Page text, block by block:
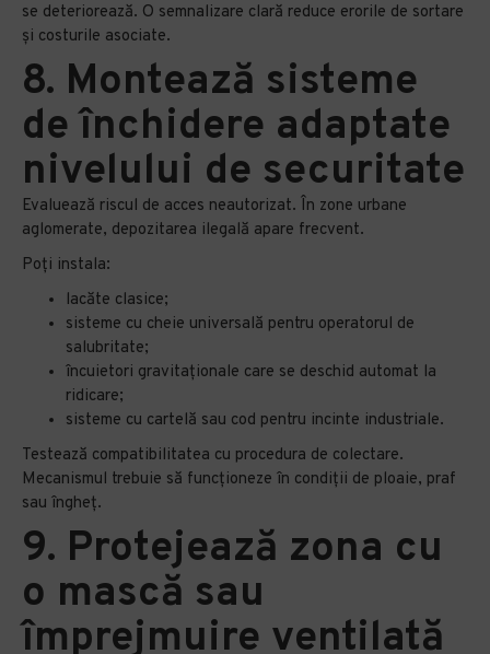
se deteriorează. O semnalizare clară reduce erorile de sortare
și costurile asociate.
8. Montează sisteme
de închidere adaptate
nivelului de securitate
Evaluează riscul de acces neautorizat. În zone urbane
aglomerate, depozitarea ilegală apare frecvent.
Poți instala:
lacăte clasice;
sisteme cu cheie universală pentru operatorul de
salubritate;
încuietori gravitaționale care se deschid automat la
ridicare;
sisteme cu cartelă sau cod pentru incinte industriale.
Testează compatibilitatea cu procedura de colectare.
Mecanismul trebuie să funcționeze în condiții de ploaie, praf
sau îngheț.
9. Protejează zona cu
o mască sau
împrejmuire ventilată